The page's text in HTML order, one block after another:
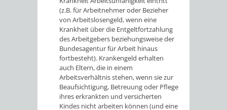
(z.B. für Arbeitnehmer oder Bezieher
von Arbeitslosengeld, wenn eine
Krankheit über die Entgeltfortzahlung
des Arbeitgebers beziehungsweise der
Bundesagentur für Arbeit hinaus
fortbesteht). Krankengeld erhalten
auch Eltern, die in einem
Arbeitsverhältnis stehen, wenn sie zur
Beaufsichtigung, Betreuung oder Pflege
ihres erkrankten und versicherten
Kindes nicht arbeiten können (und eine